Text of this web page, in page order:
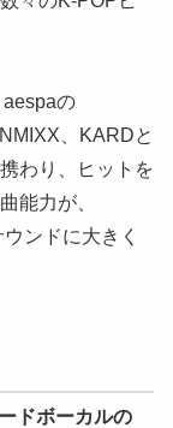
の
、KARDと
わり、ヒットを
能力が、
ンドに大きく
ドボーカルの